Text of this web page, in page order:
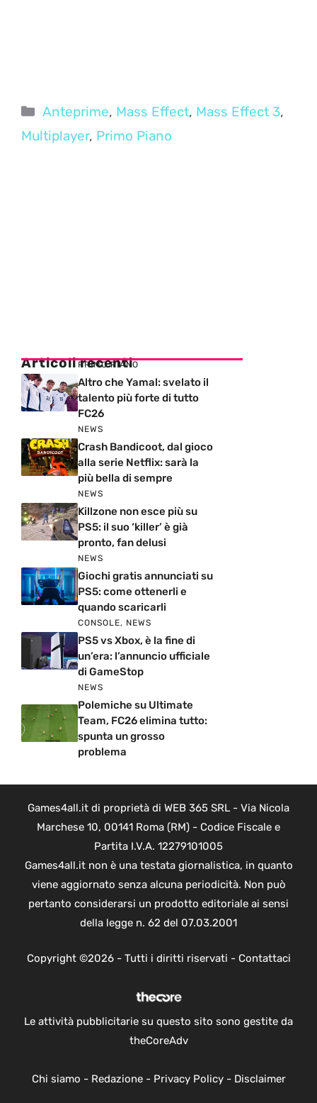
Categorie
Anteprime, Mass Effect, Mass Effect 3,
Multiplayer, Primo Piano
Articoli recenti
PRIMO PIANO
Altro che Yamal: svelato il
talento più forte di tutto
FC26
NEWS
Crash Bandicoot, dal gioco
alla serie Netflix: sarà la
più bella di sempre
NEWS
Killzone non esce più su
PS5: il suo ‘killer’ è già
pronto, fan delusi
NEWS
Giochi gratis annunciati su
PS5: come ottenerli e
quando scaricarli
CONSOLE, NEWS
PS5 vs Xbox, è la fine di
un’era: l’annuncio ufficiale
di GameStop
NEWS
Polemiche su Ultimate
Team, FC26 elimina tutto:
spunta un grosso
problema
Games4all.it di proprietà di WEB 365 SRL - Via Nicola
Marchese 10, 00141 Roma (RM) - Codice Fiscale e
Partita I.V.A. 12279101005
Games4all.it non è una testata giornalistica, in quanto
viene aggiornato senza alcuna periodicità. Non può
pertanto considerarsi un prodotto editoriale ai sensi
della legge n. 62 del 07.03.2001
Copyright ©2026 - Tutti i diritti riservati - Contattaci
Le attività pubblicitarie su questo sito sono gestite da
theCoreAdv
Chi siamo - Redazione- Privacy Policy- Disclaimer